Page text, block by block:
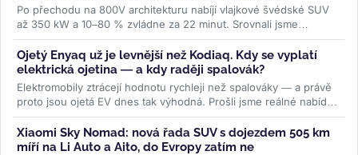
Po přechodu na 800V architekturu nabíjí vlajkové švédské SUV
až 350 kW a 10–80 % zvládne za 22 minut. Srovnali jsme
všechny tři verze...>>
Ojetý Enyaq už je levnější než Kodiaq. Kdy se vyplatí
elektrická ojetina — a kdy raději spalovák?
Elektromobily ztrácejí hodnotu rychleji než spalováky — a právě
proto jsou ojetá EV dnes tak výhodná. Prošli jsme reálné nabídky
na...>>
Xiaomi Sky Nomad: nová řada SUV s dojezdem 505 km
míří na Li Auto a Aito, do Evropy zatím ne